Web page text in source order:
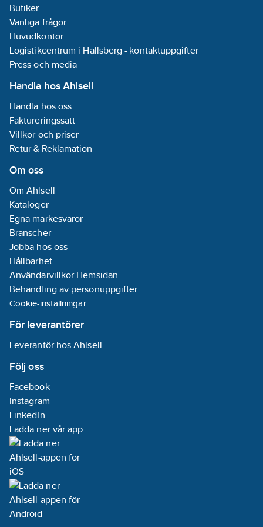
kraven är stora på
energieffektivitet.
Har du ingen
grunden så
behöver du
detta vilket sänker
och mängden
spillvärme från
både huset och
DryHeat.
Rekommenderat
Isoreflekt.
Specifikationer:
Temperaturhöjning:
+2°C
Relativ fuktighets
installerad: ≤ 60%
RF
50 Hz
Anslutningseffek:t
440 W (per slinga)
Värmekabelns
längd: 30 m (per
Vikt: 6 kg
(D x B x H): 120 x
Normal
energiåtgång: 7
kWh per m2 /år
Garanti: 2 år
Butiker
Vanliga frågor
Huvudkontor
Logistikcentrum i Hallsberg - kontaktuppgifter
Press och media
Handla hos Ahlsell
Handla hos oss
Faktureringssätt
Villkor och priser
Retur & Reklamation
Om oss
Om Ahlsell
Kataloger
Egna märkesvaror
Branscher
Jobba hos oss
Hållbarhet
Användarvillkor Hemsidan
Behandling av personuppgifter
Cookie-inställningar
För leverantörer
Leverantör hos Ahlsell
Följ oss
Facebook
Instagram
LinkedIn
Ladda ner vår app